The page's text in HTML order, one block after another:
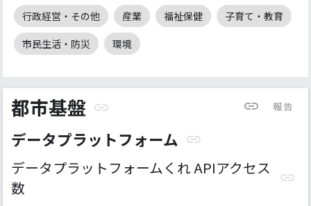
行政経営・その他
産業 福祉保健
子育て・教育
市民生活・防災
環境
報告
都市基盤
データプラットフォーム
データプラットフォームくれ APIアクセス
数